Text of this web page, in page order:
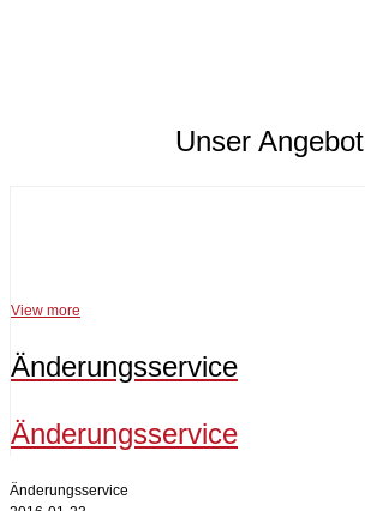
Unser Angebot
View more
Änderungsservice
Änderungsservice
Änderungsservice